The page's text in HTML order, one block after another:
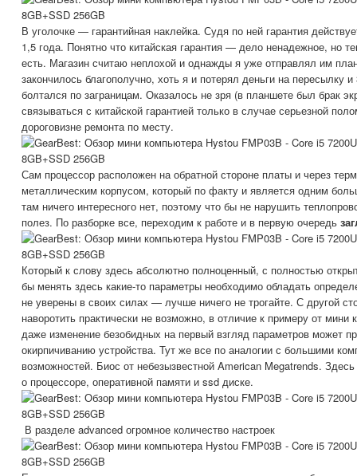
В уголочке — гарантийная наклейка. Судя по ней гарантия
1,5 года. Понятно что китайская гарантия — дело ненадежное, но
есть. Магазин считаю неплохой и однажды я уже отправлял им
закончилось благополучно, хоть я и потерял деньги на пересылку
болтался по заграницам. Оказалось не зря (в планшете был брак
связываться с китайской гарантией только в случае серьезной
дороговизне ремонта по месту.
Сам процессор расположен на обратной стороне платы и через
металлическим корпусом, который по факту и является одним
там ничего интересного нет, поэтому что бы не нарушить
полез. По разборке все, переходим к работе и в первую очередь
Который к слову здесь абсолютно полноценный, с полностью
бы менять здесь какие-то параметры необходимо обладать
не уверены в своих силах — лучше ничего не трогайте. С другой
наворотить практически не возможно, в отличие к примеру от
даже изменение безобидных на первый взгляд параметров может
окирпичиванию устройства. Тут же все по аналогии с большими
возможностей. Биос от небезызвестной American Megatrends.
о процессоре, оперативной памяти и ssd диске.
В разделе advanced огромное количество настроек